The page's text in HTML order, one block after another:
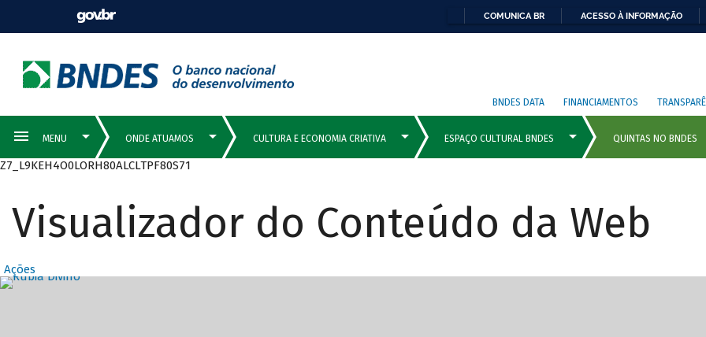
COMUNICA BR ACESSO À INFORMAÇÃO
BNDES DATA FINANCIAMENTOS
Z7_L9KEH4O0LORH80ALCLTPF80S71
Visualizador do Conteúdo da Web
Ações
Destaques Principais com